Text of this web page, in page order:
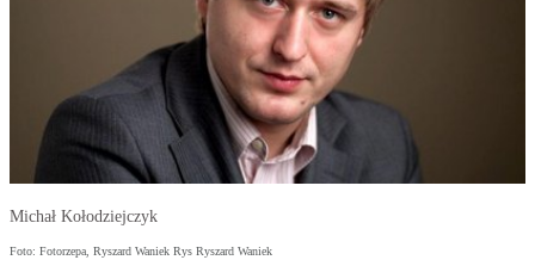
Michał Kołodziejczyk
Foto: Fotorzepa, Ryszard Waniek Rys Ryszard Waniek